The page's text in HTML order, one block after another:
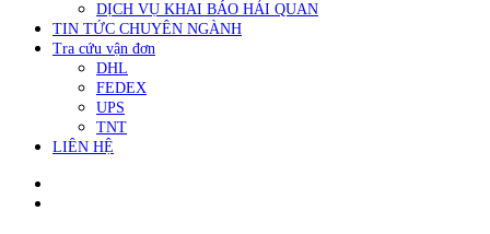
DỊCH VỤ KHAI BÁO HẢI QUAN
TIN TỨC CHUYÊN NGÀNH
Tra cứu vận đơn
DHL
FEDEX
UPS
TNT
LIÊN HỆ